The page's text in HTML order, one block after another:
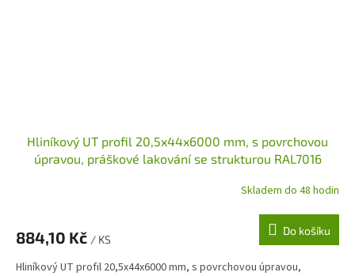
Hliníkový UT profil 20,5x44x6000 mm, s povrchovou
úpravou, práškové lakování se strukturou RAL7016
Skladem do 48 hodin
884,10 Kč / KS
Do košíku
Hliníkový UT profil 20,5x44x6000 mm, s povrchovou úpravou,